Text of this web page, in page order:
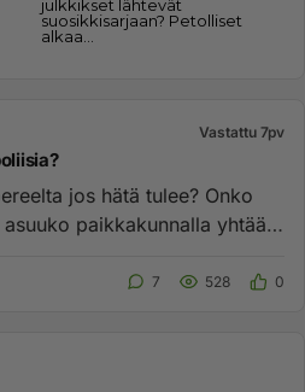
Vastattu 7pv
jos hätä tulee? Onko
paikkakunnalla yhtään
7 528 0